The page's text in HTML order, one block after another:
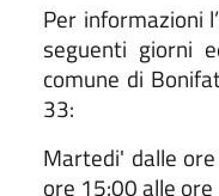
Per informazioni
seguenti giorni
comune di
33:
Martedi' dalle
ore 15:00 alle